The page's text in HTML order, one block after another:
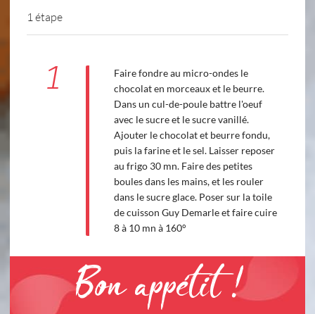
1 étape
1
Faire fondre au micro-ondes le
chocolat en morceaux et le beurre.
Dans un cul-de-poule battre l'oeuf
avec le sucre et le sucre vanillé.
Ajouter le chocolat et beurre fondu,
puis la farine et le sel. Laisser reposer
au frigo 30 mn. Faire des petites
boules dans les mains, et les rouler
dans le sucre glace. Poser sur la toile
de cuisson Guy Demarle et faire cuire
8 à 10 mn à 160°
Bon appétit !